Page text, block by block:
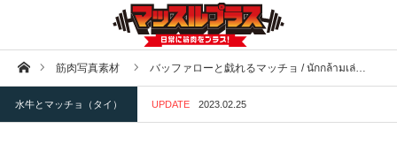
ホーム筋肉写真素材 バッファローと戯れるマッチョ / นักกล้ามเล่…
水牛とマッチョ（タイ） UPDATE 2023.02.25